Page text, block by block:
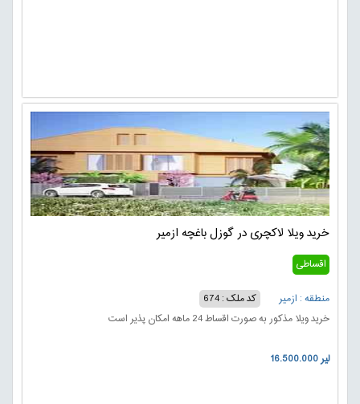
خرید ویلا لاکچری در گوزل باغچه ازمیر
اقساطی
منطقه : ازمیر
کد ملک : 674
خرید ویلا مذکور به صورت اقساط 24 ماهه امکان پذیر است
16.500.000 لیر